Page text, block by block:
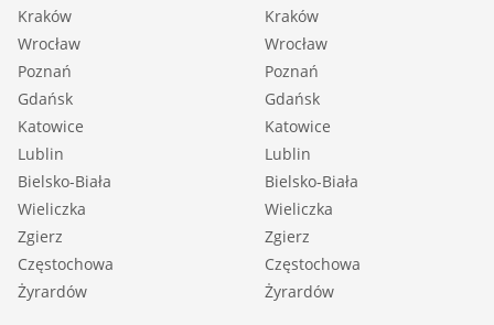
Kraków
Wrocław
Poznań
Gdańsk
Katowice
Lublin
Bielsko-Biała
Wieliczka
Zgierz
Częstochowa
Żyrardów
Kraków
Wrocław
Poznań
Gdańsk
Katowice
Lublin
Bielsko-Biała
Wieliczka
Zgierz
Częstochowa
Żyrardów